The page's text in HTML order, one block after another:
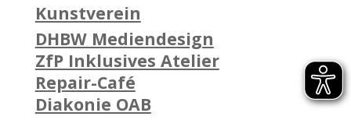
Kunstverein
DHBW Mediendesign
ZfP Inklusives Atelier
Repair-Café
Diakonie OAB